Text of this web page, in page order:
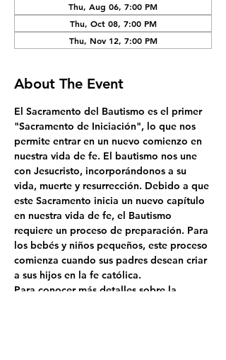
Thu, Aug 06, 7:00 PM
Thu, Oct 08, 7:00 PM
Thu, Nov 12, 7:00 PM
About The Event
El Sacramento del Bautismo es el primer
"Sacramento de Iniciación", lo que nos
permite entrar en un nuevo comienzo en
nuestra vida de fe. El bautismo nos une
con Jesucristo, incorporándonos a su
vida, muerte y resurrección. Debido a que
este Sacramento inicia un nuevo capítulo
en nuestra vida de fe, el Bautismo
requiere un proceso de preparación. Para
los bebés y niños pequeños, este proceso
comienza cuando sus padres desean criar
a sus hijos en la fe católica.
Para conocer más detalles sobre la